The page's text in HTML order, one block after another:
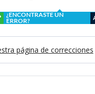
¿ENCONTRASTE UN
ERROR?
página de correcciones